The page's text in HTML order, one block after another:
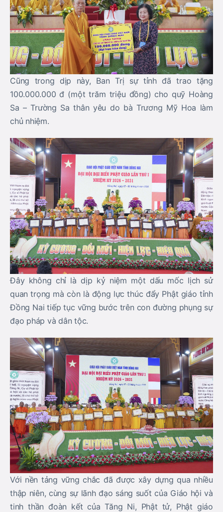
Cũng trong dịp này, Ban Trị sự tỉnh đã trao tặng
100.000.000 đ (một trăm triệu đồng) cho quỹ Hoàng
Sa – Trường Sa thân yêu do bà Trương Mỹ Hoa làm
chủ nhiệm.
Đây không chỉ là dịp kỷ niệm một dấu mốc lịch sử
quan trọng mà còn là động lực thúc đẩy Phật giáo tỉnh
Đồng Nai tiếp tục vững bước trên con đường phụng sự
đạo pháp và dân tộc.
Với nền tảng vững chắc đã được xây dựng qua nhiều
thập niên, cùng sự lãnh đạo sáng suốt của Giáo hội và
tinh thần đoàn kết của Tăng Ni, Phật tử, Phật giáo